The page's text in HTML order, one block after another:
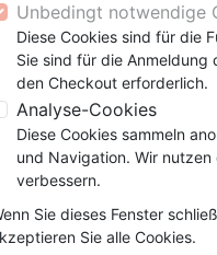
Testamente
(Religion,
Wachstum
Gemeinde
Gemeinde
Ehe
9 Jahre
Jahre
Latino, Folk
Soul
Konferenz
für Evangelisation
Le
[Pack
Autor :Yan
Unbedingt notwendige
Diese Cookies sind für die
Sie sind für die Anmeldung
den Checkout erforderlich.
Analyse-Cookies
Diese Cookies sammeln
und Navigation. Wir nutzen
verbessern.
Sie dieses Fenster
Sie alle Cookies.